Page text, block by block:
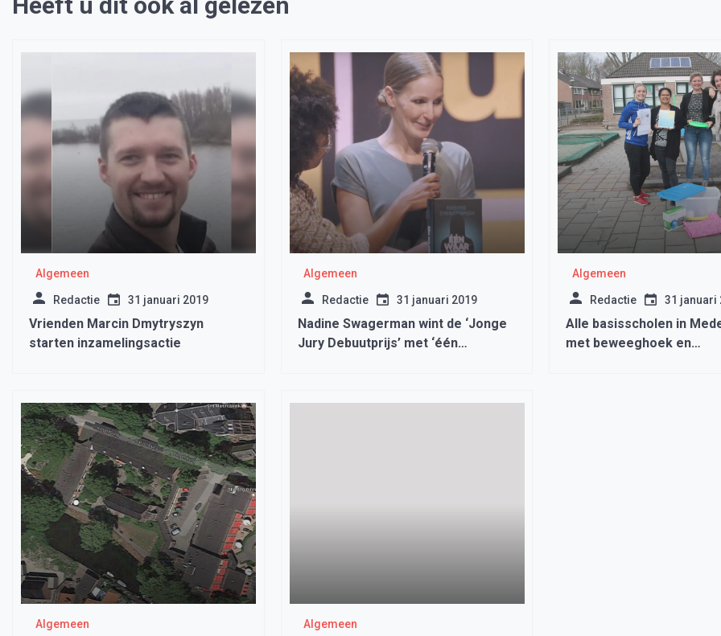
Algemeen
Redactie 31 januari 2019
Vrienden Marcin Dmytryszyn
starten inzamelingsactie
Algemeen
Redactie 31 januari 2019
Nadine Swagerman wint de ‘Jonge
Jury Debuutprijs’ met ‘één
Algemeen
Redactie 31 januari
Alle basisscholen in
met beweeghoek en
Algemeen Algemeen